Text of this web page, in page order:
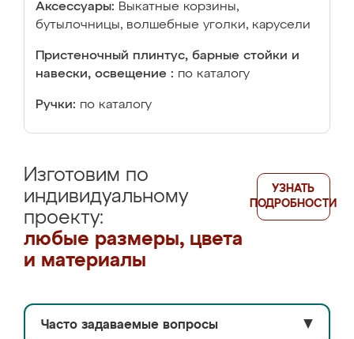
Аксессуары: Выкатные корзины,
бутылочницы, волшебные уголки, карусели
Пристеночный плинтус, барные стойки и
навески, освещение : по каталогу
Ручки: по каталогу
Изготовим по
индивидуальному
проекту:
любые размеры, цвета
и материалы
УЗНАТЬ
ПОДРОБНОСТИ
Часто задаваемые вопросы ▼